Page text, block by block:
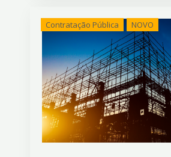
Contratação Pública NOVO